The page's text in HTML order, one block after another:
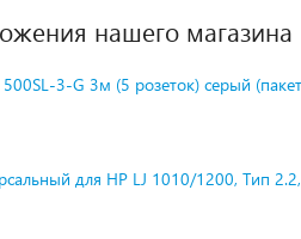
нашего магазина
3-G 3м (5 розеток) серый
для HP LJ 1010/1200, Тип